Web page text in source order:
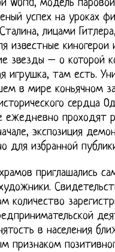
World, модель
успех на уроках
лицами
известные киногерои
звезды – о которой
игрушка, там есть.
в мире коньячном
сердца
ежедневно проходят
экспозиция
для избранной
приглашались
количество
в населения
признаком